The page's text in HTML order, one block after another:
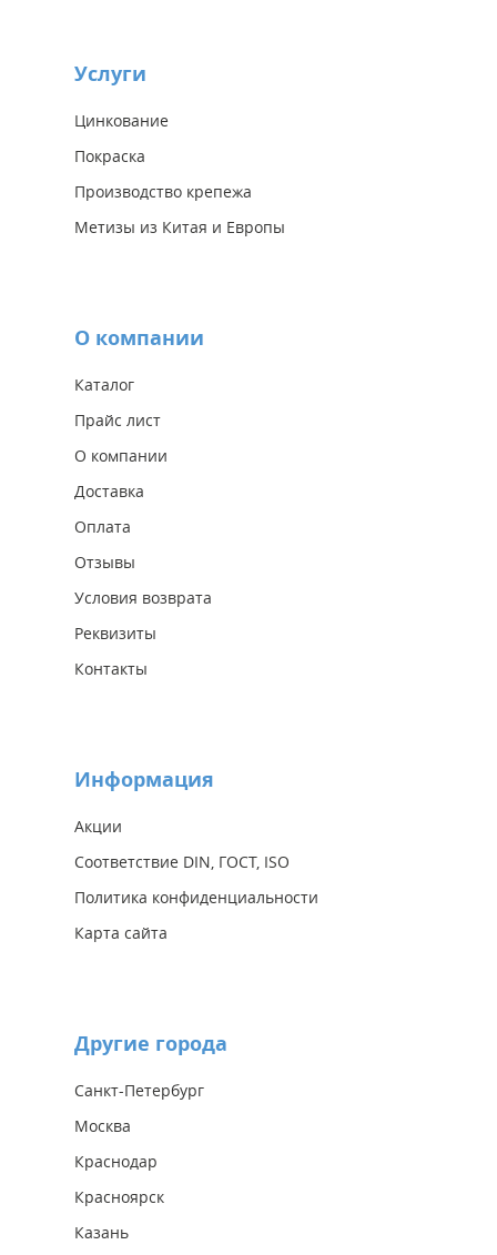
Услуги
Цинкование
Покраска
Производство крепежа
Метизы из Китая и Европы
О компании
Каталог
Прайс лист
О компании
Доставка
Оплата
Отзывы
Условия возврата
Реквизиты
Контакты
Информация
Акции
Соответствие DIN, ГОСТ, ISO
Политика конфиденциальности
Карта сайта
Другие города
Санкт-Петербург
Москва
Краснодар
Красноярск
Казань